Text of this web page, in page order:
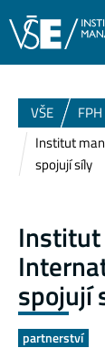
VŠE FPH
Institut
spojují síly
Institut
spojují
partnerství